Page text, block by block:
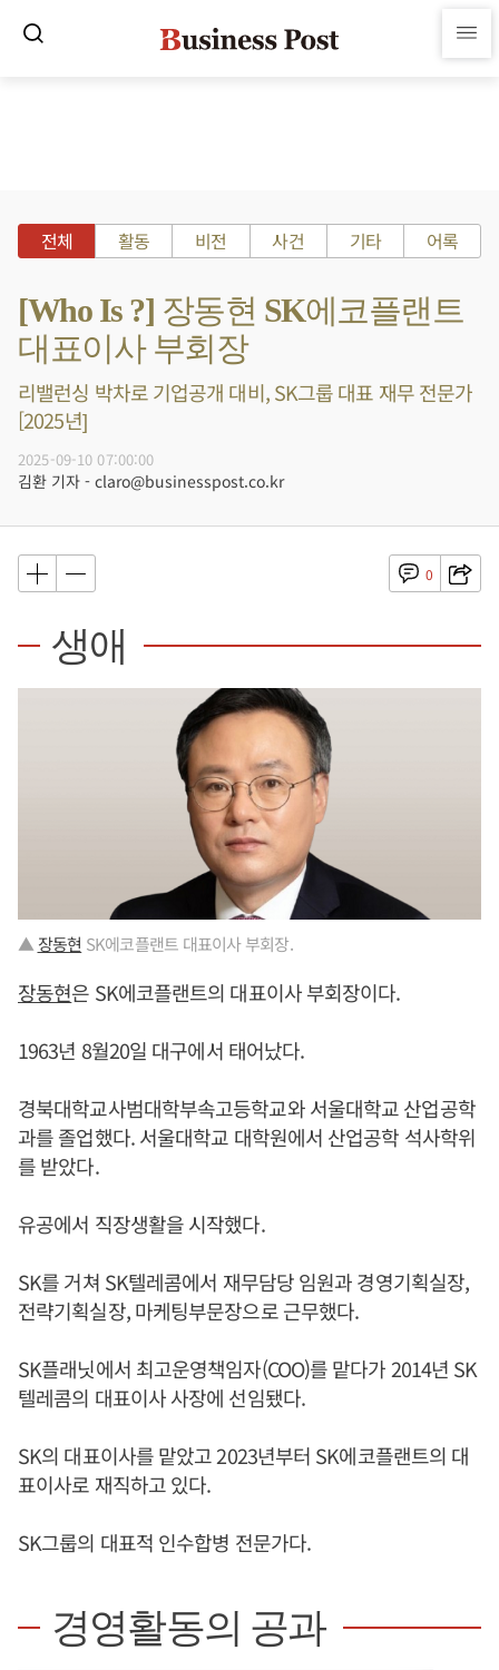
전체 활동 비전 사건 기타 어록
[Who Is ?] 장동현 SK에코플랜트
대표이사 부회장
리밸런싱 박차로 기업공개 대비, SK그룹 대표 재무 전문가
[2025년]
2025-09-10 07:00:00
김환 기자 - claro@businesspost.co.kr
0
생애
▲ 장동현 SK에코플랜트 대표이사 부회장.
장동현은 SK에코플랜트의 대표이사 부회장이다.
1963년 8월20일 대구에서 태어났다.
경북대학교사범대학부속고등학교와 서울대학교 산업공학
과를 졸업했다. 서울대학교 대학원에서 산업공학 석사학위
를 받았다.
유공에서 직장생활을 시작했다.
SK를 거쳐 SK텔레콤에서 재무담당 임원과 경영기획실장,
전략기획실장, 마케팅부문장으로 근무했다.
SK플래닛에서 최고운영책임자(COO)를 맡다가 2014년 SK
텔레콤의 대표이사 사장에 선임됐다.
SK의 대표이사를 맡았고 2023년부터 SK에코플랜트의 대
표이사로 재직하고 있다.
SK그룹의 대표적 인수합병 전문가다.
경영활동의 공과